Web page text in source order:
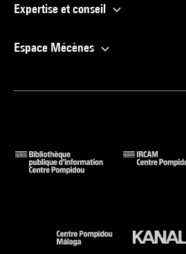
Expertise et conseil
Espace Mécènes